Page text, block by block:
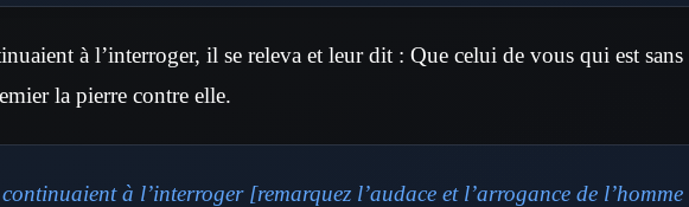
à l’interroger, il se releva et leur dit : Que celui de vous qui est sans
la pierre contre elle.
à l’interroger[remarquez l’audace et l’arrogance de l’homme